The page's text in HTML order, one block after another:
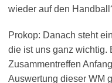
wieder auf den
Prokop: Danach steht
die ist uns ganz wichtig.
Zusammentreffen
Auswertung dieser WM